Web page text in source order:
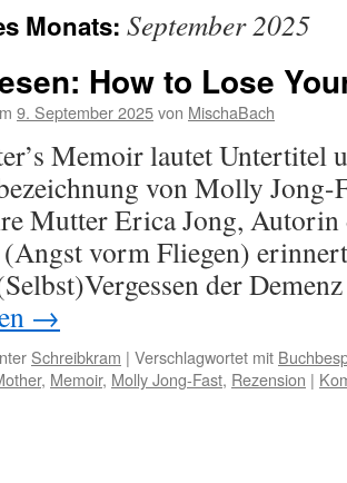
Monats: September 2025
How to Lose
9. September 2025von MischaBach
Memoir lautet Untertitel
von Molly Jong-
Mutter Erica Jong, Autorin
vorm Fliegen)
der
→
Schreibkram | Verschlagwortet mit
, Memoir, Molly Jong-Fast, Rezension |